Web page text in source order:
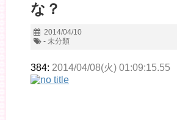
な？
2014/04/10
- 未分類
384: 2014/04/08(火) 01:09:15.55